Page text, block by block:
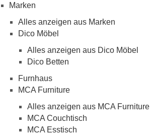
Marken
Alles anzeigen aus Marken
Dico Möbel
Alles anzeigen aus Dico Möbel
Dico Betten
Furnhaus
MCA Furniture
Alles anzeigen aus MCA Furniture
MCA Couchtisch
MCA Esstisch